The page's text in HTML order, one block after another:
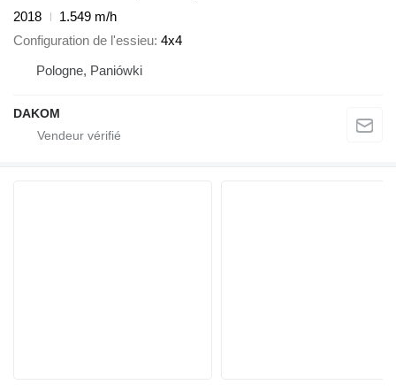
2018
1.549 m/h
Configuration de l'essieu 4x4
Pologne, Paniówki
DAKOM